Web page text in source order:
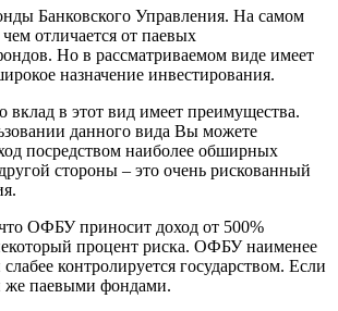
Банковского Управления. На самом
отличается от паевых
Но в рассматриваемом виде имеет
назначение инвестирования.
вклад в этот вид имеет преимущества.
данного вида Вы можете
посредством наиболее обширных
стороны – это очень рискованный
ОФБУ приносит доход от 500%
процент риска. ОФБУ наименее
контролируется государством. Если
же паевыми фондами.